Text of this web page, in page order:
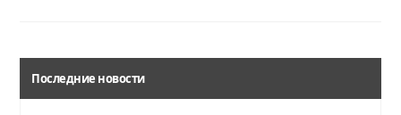
Последние новости